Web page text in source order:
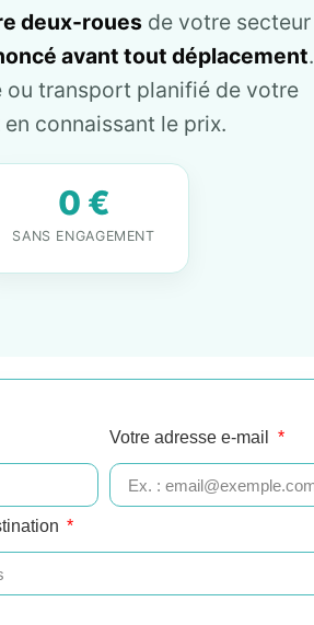
deux-rouesde votre secteur
avant tout déplacement.
ou transport planifié de votre
connaissant le prix.
0 €
SANS ENGAGEMENT
Votre adresse e-mail